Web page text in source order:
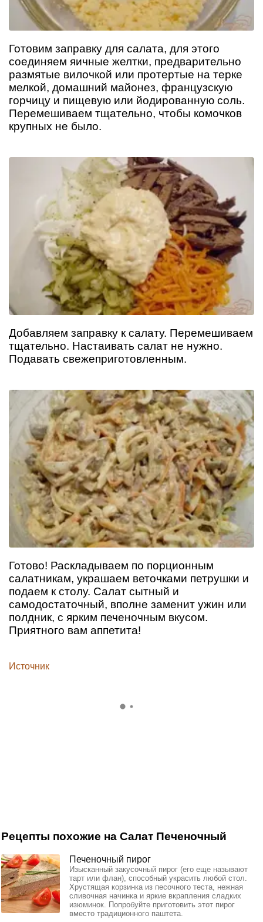
Готовим заправку для салата, для этого
соединяем яичные желтки, предварительно
размятые вилочкой или протертые на терке
мелкой, домашний майонез, французскую
горчицу и пищевую или йодированную соль.
Перемешиваем тщательно, чтобы комочков
крупных не было.
Добавляем заправку к салату. Перемешиваем
тщательно. Настаивать салат не нужно.
Подавать свежеприготовленным.
Готово! Раскладываем по порционным
салатникам, украшаем веточками петрушки и
подаем к столу. Салат сытный и
самодостаточный, вполне заменит ужин или
полдник, с ярким печеночным вкусом.
Приятного вам аппетита!
Источник
Рецепты похожие на Салат Печеночный
Печеночный пирог
Изысканный закусочный пирог (его еще называют
тарт или флан), способный украсить любой стол.
Хрустящая корзинка из песочного теста, нежная
сливочная начинка и яркие вкрапления сладких
изюминок. Попробуйте приготовить этот пирог
вместо традиционного паштета.